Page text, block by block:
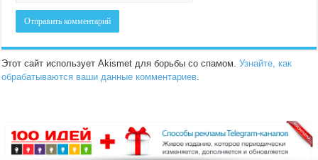
Этот сайт использует Akismet для борьбы со спамом.Узнайте, как
обрабатываются ваши данные комментариев.